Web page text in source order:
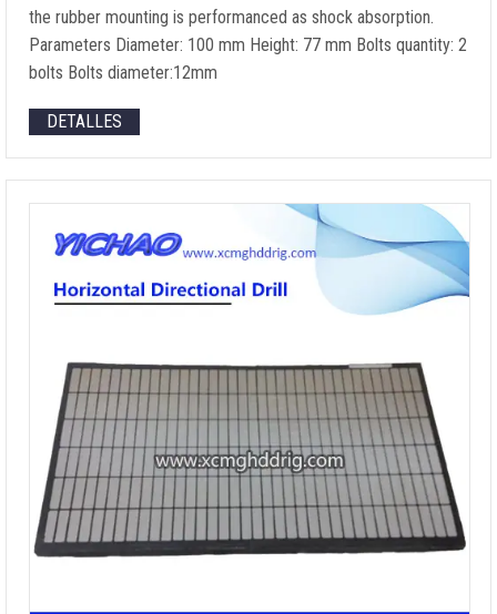
the rubber mounting is performanced as shock absorption.
Parameters Diameter: 100 mm Height: 77 mm Bolts quantity: 2
bolts Bolts diameter:12mm
DETALLES